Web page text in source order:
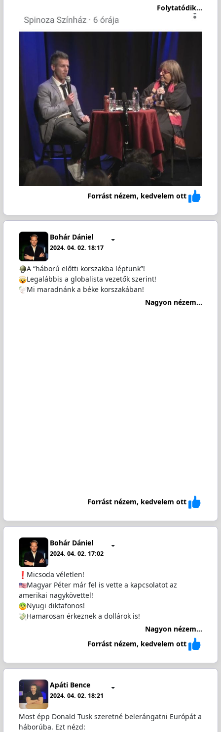
Folytatódik...
Forrást nézem, kedvelem ott
Bohár Dániel
2024. 04. 02. 18:17
A “háború előtti korszakba léptünk”!
Legalábbis a globalista vezetők szerint!
️Mi maradnánk a béke korszakában!
Nagyon nézem...
Forrást nézem, kedvelem ott
Bohár Dániel
2024. 04. 02. 17:02
️Micsoda véletlen!
Magyar Péter már fel is vette a kapcsolatot az
amerikai nagykövettel!
Nyugi diktafonos!
Hamarosan érkeznek a dollárok is!
Nagyon nézem...
Forrást nézem, kedvelem ott
Apáti Bence
2024. 04. 02. 18:21
Most épp Donald Tusk szeretné belerángatni Európát a
háborúba. Ezt nézd: